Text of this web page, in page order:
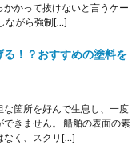
かって抜けないと言うケー
ながら強制[…]
！？おすすめの塗料を
箇所を好んで生息し、一度
きません。 船舶の表面の素
なく、スクリ[…]